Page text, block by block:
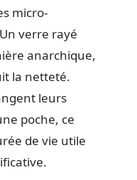
micro-
verre rayé
anarchique,
la netteté.
leurs
poche, ce
de vie utile